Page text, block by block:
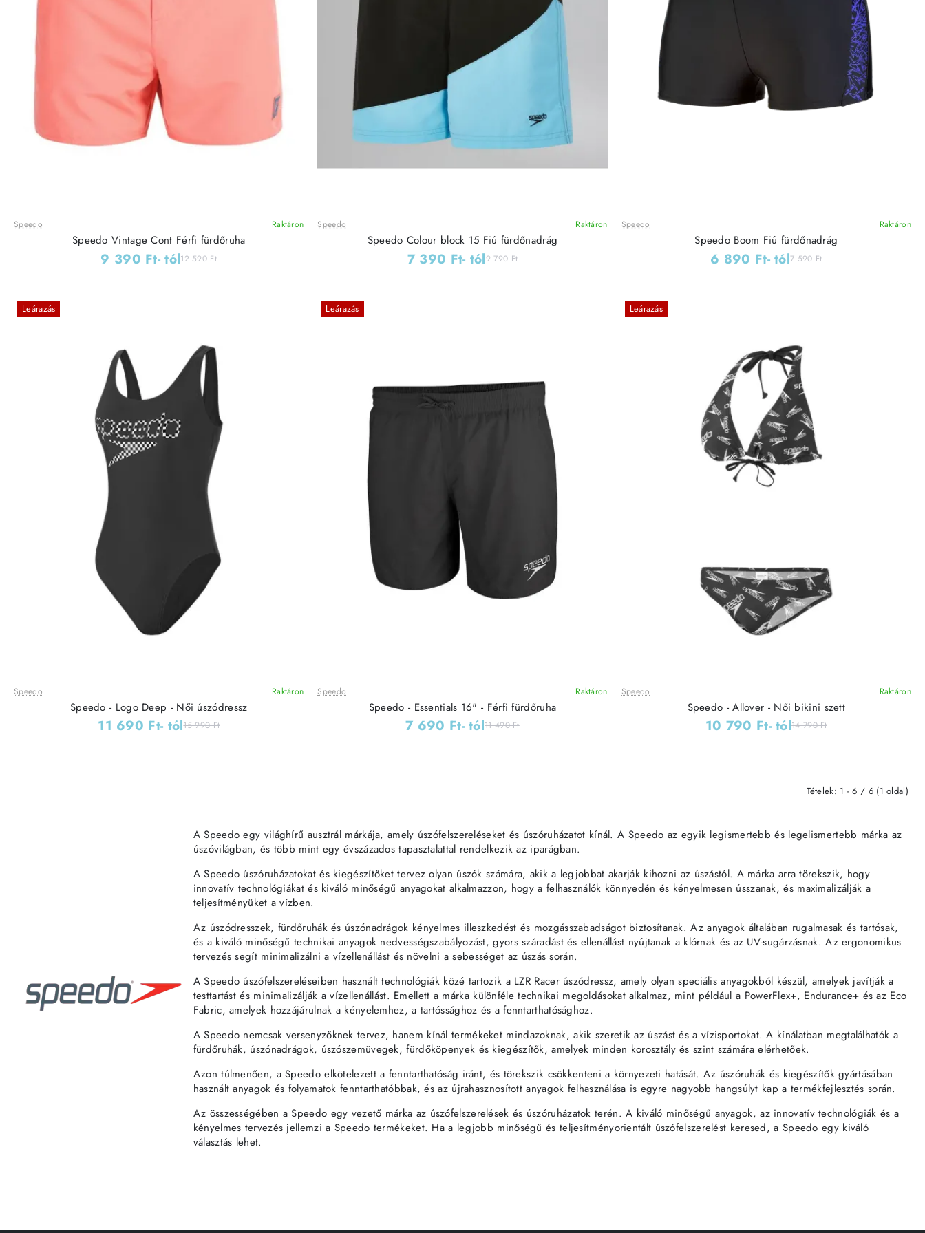
Speedo Raktáron
Speedo Vintage Cont Férfi fürdőruha
9 390 Ft- tól12 590 Ft
Speedo Raktáron
Speedo Colour block 15 Fiú fürdőnadrág
7 390 Ft- tól9 790 Ft
Speedo Raktáron
Speedo Boom Fiú fürdőnadrág
6 890 Ft- tól7 590 Ft
Leárazás
Speedo Raktáron
Speedo - Logo Deep - Női úszódressz
11 690 Ft- tól15 990 Ft
Leárazás
Speedo Raktáron
Speedo - Essentials 16" - Férfi fürdőruha
7 690 Ft- tól11 490 Ft
Leárazás
Speedo Raktáron
Speedo - Allover - Női bikini szett
10 790 Ft- tól14 790 Ft
Tételek: 1 - 6 / 6 (1 oldal)
A Speedo egy világhírű ausztrál márkája, amely úszófelszereléseket és úszóruházatot kínál. A Speedo az egyik legismertebb és legelismertebb márka az
úszóvilágban, és több mint egy évszázados tapasztalattal rendelkezik az iparágban.
A Speedo úszóruházatokat és kiegészítőket tervez olyan úszók számára, akik a legjobbat akarják kihozni az úszástól. A márka arra törekszik, hogy
innovatív technológiákat és kiváló minőségű anyagokat alkalmazzon, hogy a felhasználók könnyedén és kényelmesen ússzanak, és maximalizálják a
teljesítményüket a vízben.
Az úszódresszek, fürdőruhák és úszónadrágok kényelmes illeszkedést és mozgásszabadságot biztosítanak. Az anyagok általában rugalmasak és tartósak,
és a kiváló minőségű technikai anyagok nedvességszabályozást, gyors száradást és ellenállást nyújtanak a klórnak és az UV-sugárzásnak. Az ergonomikus
tervezés segít minimalizálni a vízellenállást és növelni a sebességet az úszás során.
A Speedo úszófelszereléseiben használt technológiák közé tartozik a LZR Racer úszódressz, amely olyan speciális anyagokból készül, amelyek javítják a
testtartást és minimalizálják a vízellenállást. Emellett a márka különféle technikai megoldásokat alkalmaz, mint például a PowerFlex+, Endurance+ és az Eco
Fabric, amelyek hozzájárulnak a kényelemhez, a tartóssághoz és a fenntarthatósághoz.
A Speedo nemcsak versenyzőknek tervez, hanem kínál termékeket mindazoknak, akik szeretik az úszást és a vízisportokat. A kínálatban megtalálhatók a
fürdőruhák, úszónadrágok, úszószemüvegek, fürdőköpenyek és kiegészítők, amelyek minden korosztály és szint számára elérhetőek.
Azon túlmenően, a Speedo elkötelezett a fenntarthatóság iránt, és törekszik csökkenteni a környezeti hatását. Az úszóruhák és kiegészítők gyártásában
használt anyagok és folyamatok fenntarthatóbbak, és az újrahasznosított anyagok felhasználása is egyre nagyobb hangsúlyt kap a termékfejlesztés során.
Az összességében a Speedo egy vezető márka az úszófelszerelések és úszóruházatok terén. A kiváló minőségű anyagok, az innovatív technológiák és a
kényelmes tervezés jellemzi a Speedo termékeket. Ha a legjobb minőségű és teljesítményorientált úszófelszerelést keresed, a Speedo egy kiváló
választás lehet.